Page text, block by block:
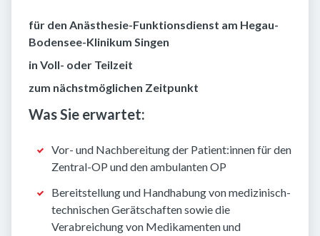
für den Anästhesie-Funktionsdienst am Hegau-
Bodensee-Klinikum Singen
in Voll- oder Teilzeit
zum nächstmöglichen Zeitpunkt
Was Sie erwartet:
Vor- und Nachbereitung der Patient:innen für den
Zentral-OP und den ambulanten OP
Bereitstellung und Handhabung von medizinisch-
technischen Gerätschaften sowie die
Verabreichung von Medikamenten und